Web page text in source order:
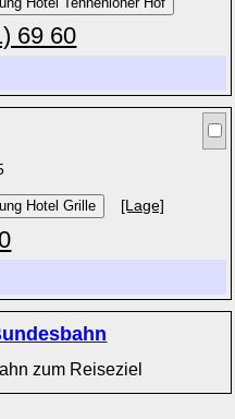
69 60
[Lage]
zum Reiseziel